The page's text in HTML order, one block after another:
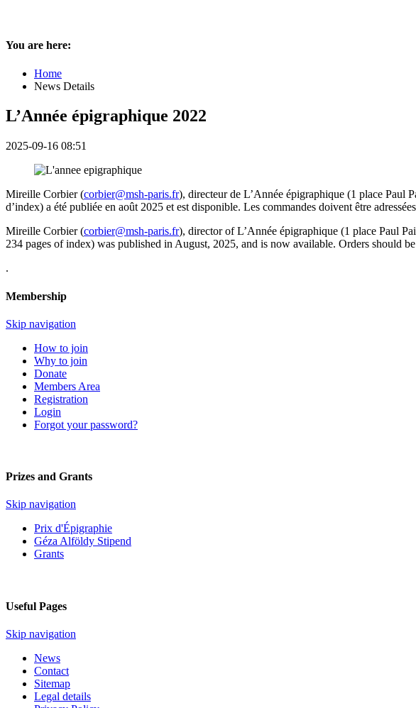
You are here:
Home
News Details
L’Année épigraphique 2022
2025-09-16 08:51
Mireille Corbier (corbier@msh-paris.fr), directeur de L’Année épigraphique (1 place Paul
d’index) a été publiée en août 2025 et est disponible. Les commandes doivent être
Mireille Corbier (corbier@msh-paris.fr), director of L’Année épigraphique (1 place Paul
234 pages of index) was published in August, 2025, and is now available. Orders should
.
Membership
Skip navigation
How to join
Why to join
Donate
Members Area
Registration
Login
Forgot your password?
Prizes and Grants
Skip navigation
Prix d'Épigraphie
Géza Alföldy Stipend
Grants
Useful Pages
Skip navigation
News
Contact
Sitemap
Legal details